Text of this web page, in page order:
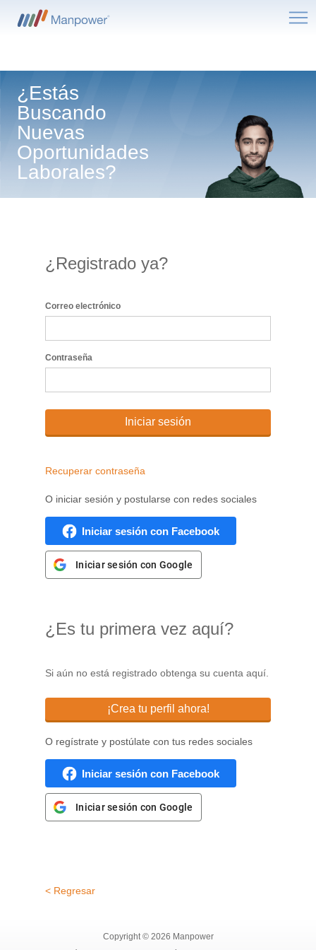
¿Estás
Buscando
Nuevas
Oportunidades
Laborales?
¿Registrado ya?
Inicio de sesión: usuario y contraseña
Correo electrónico
Contraseña
Iniciar sesión
Recuperar contraseña
O iniciar sesión y postularse con redes sociales
Iniciar sesión con Facebook
Iniciar sesión con Google
¿Es tu primera vez aquí?
Si aún no está registrado obtenga su cuenta aquí.
¡Crea tu perfil ahora!
O regístrate y postúlate con tus redes sociales
Iniciar sesión con Facebook
Iniciar sesión con Google
< Regresar
Copyright © 2026 Manpower